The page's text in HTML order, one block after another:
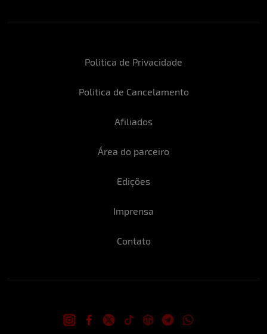
Politica de Privacidade
Politica de Cancelamento
Afiliados
Área do parceiro
Edições
Imprensa
Contato